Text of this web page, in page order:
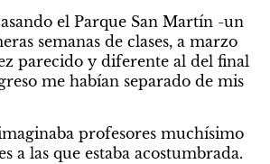
el Parque San Martín -un
semanas de clases, a marzo
parecido y diferente al del final
me habían separado de mis
profesores muchísimo
a las que estaba acostumbrada.